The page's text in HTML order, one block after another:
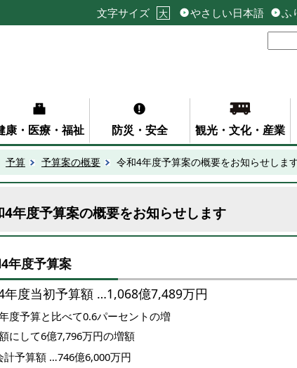
文字サイズ 大 やさしい日本語 ふ
康・医療・福祉 防災・安全 観光・文化・産業
予算 予算案の概要 令和4年度予算案の概要をお知らせしま
4年度予算案の概要をお知らせします
年度予算案
年度当初予算額 …1,068億7,489万円
度予算と比べて0.6パーセントの増
にして6億7,796万円の増額
計予算額 …746億6,000万円